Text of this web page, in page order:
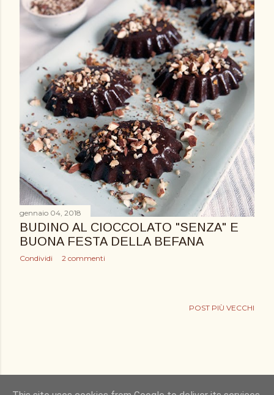
gennaio 04, 2018
BUDINO AL CIOCCOLATO "SENZA" E
BUONA FESTA DELLA BEFANA
Condividi 2 commenti
POST PIÙ VECCHI